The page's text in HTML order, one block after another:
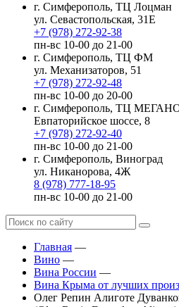
г. Симферополь, ТЦ Лоцман
ул. Севастопольская, 31Е
+7 (978) 272-92-38
пн-вс 10-00 до 21-00
г. Симферополь, ТЦ ФМ
ул. Механизаторов, 51
+7 (978) 272-92-48
пн-вс 10-00 до 20-00
г. Симферополь, ТЦ
Евпаторийское шоссе, 8
+7 (978) 272-92-40
пн-вс 10-00 до 21-00
г. Симферополь, Виноград
ул. Никанорова, 4Ж
8 (978) 777-18-95
пн-вс 10-00 до 21-00
Главная —
Вино —
Вина России —
Вина Крыма от лучших
Олег Репин Алиготе